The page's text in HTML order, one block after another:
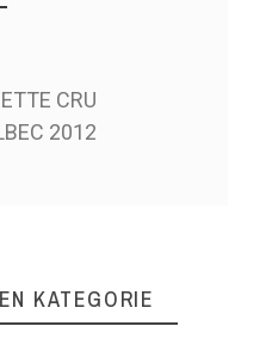
CRU
2012
KATEGORIE